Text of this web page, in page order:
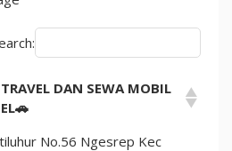
DAN SEWA MOBIL
No.56 Ngesrep Kec